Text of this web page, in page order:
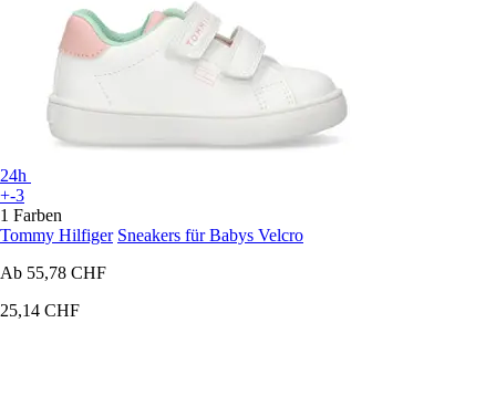
24h
+-3
1 Farben
Tommy Hilfiger Sneakers für Babys Velcro
Ab 55,78 CHF
25,14 CHF